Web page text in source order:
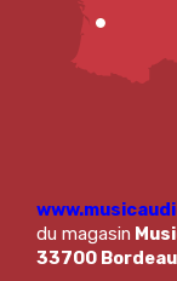
du magasin
33700